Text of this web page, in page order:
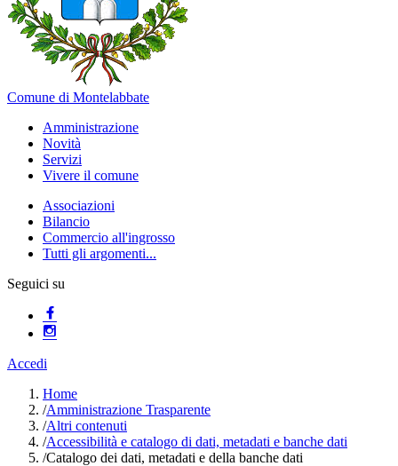
Comune di Montelabbate
Amministrazione
Novità
Servizi
Vivere il comune
Associazioni
Bilancio
Commercio all'ingrosso
Tutti gli argomenti...
Seguici su
Accedi
Home
/Amministrazione Trasparente
/Altri contenuti
/Accessibilità e catalogo di dati, metadati e banche dati
/Catalogo dei dati, metadati e della banche dati